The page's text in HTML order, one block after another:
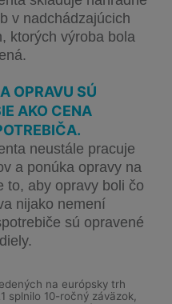
v nadchádzajúcich
ktorých výroba bola
OPRAVU SÚ
AKO CENA
neustále pracuje
a ponúka opravy na
to, aby opravy boli čo
nijako nemení
sú opravené
na európsky trh
splnilo 10-ročný záväzok,